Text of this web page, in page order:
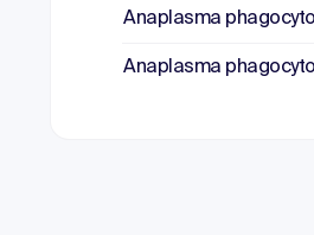
Anaplasma
Anaplasma